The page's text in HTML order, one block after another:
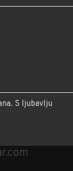
S ljubavlju